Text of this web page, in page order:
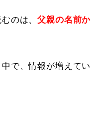
のは、父親の名前か
で、情報が増えてい